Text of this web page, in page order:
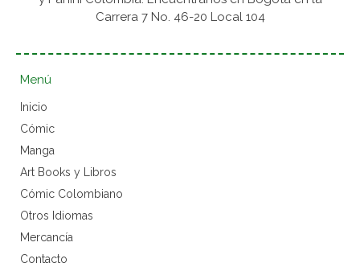
Carrera 7 No. 46-20 Local 104
Menú
Inicio
Cómic
Manga
Art Books y Libros
Cómic Colombiano
Otros Idiomas
Mercancía
Contacto